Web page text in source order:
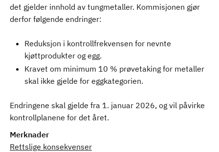
det gjelder innhold av tungmetaller. Kommisjonen gjør
derfor følgende endringer:
Reduksjon i kontrollfrekvensen for nevnte
kjøttprodukter og egg.
Kravet om minimum 10 % prøvetaking for metaller
skal ikke gjelde for eggkategorien.
Endringene skal gjelde fra 1. januar 2026, og vil påvirke
kontrollplanene for det året.
Merknader
Rettslige konsekvenser